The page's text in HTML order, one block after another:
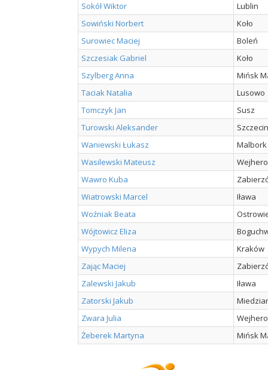
Sokół Wiktor
Lublin
Sowiński Norbert
Koło
Surowiec Maciej
Boleń
Szczesiak Gabriel
Koło
Szylberg Anna
Mińsk
Taciak Natalia
Lusowo
Tomczyk Jan
Susz
Turowski Aleksander
Szczecin
Waniewski Łukasz
Malbork
Wasilewski Mateusz
Wawro Kuba
Wiatrowski Marcel
Iława
Woźniak Beata
Wójtowicz Eliza
Wypych Milena
Kraków
Zając Maciej
Zalewski Jakub
Iława
Zatorski Jakub
Zwara Julia
Żeberek Martyna
Mińsk